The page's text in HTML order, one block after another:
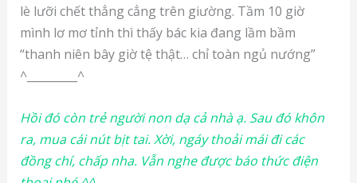
lè lưỡi chết thẳng cẳng trên giường. Tầm 10 giờ
mình lơ mơ tỉnh thì thấy bác kia đang lầm bầm
“thanh niên bây giờ tệ thật… chỉ toàn ngủ nướng”
^_________^
Hồi đó còn trẻ người non dạ cả nhà ạ. Sau đó khôn
ra, mua cái nút bịt tai. Xời, ngáy thoải mái đi các
đồng chí, chấp nha. Vẫn nghe được báo thức điện